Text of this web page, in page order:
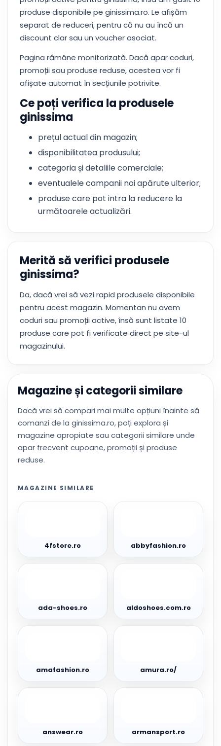
produse disponibile pe ginissima.ro. Le afișăm
separat de reduceri, pentru că nu au încă un
discount clar sau un voucher asociat.
Pagina rămâne monitorizată. Dacă apar coduri,
promoții sau produse reduse, acestea vor fi
afișate automat în secțiunile potrivite.
Ce poți verifica la produsele
ginissima
prețul actual din magazin;
disponibilitatea produsului;
categoria și detaliile comerciale;
eventualele campanii noi apărute ulterior;
produse care pot intra la reducere la
următoarele actualizări.
Merită să verifici produsele
ginissima?
Da, dacă vrei să vezi rapid produsele disponibile
pentru acest magazin. Momentan nu avem
coduri sau promoții active, însă sunt listate 10
produse care pot fi verificate direct pe site-ul
magazinului.
Magazine și categorii similare
Dacă vrei să compari mai multe opțiuni înainte să
comanzi de la ginissima.ro, poți explora și
magazine apropiate sau categorii similare unde
apar frecvent cupoane, promoții și produse
reduse.
MAGAZINE SIMILARE
4fstore.ro abbyfashion.ro
ada-shoes.ro aldoshoes.com.ro
amafashion.ro amura.ro/
answear.ro armansport.ro